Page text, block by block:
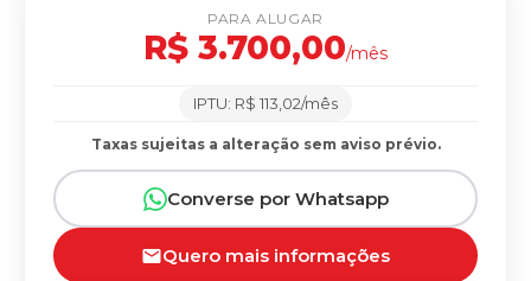
PARA ALUGAR
R$ 3.700,00/mês
IPTU: R$ 113,02/mês
Taxas sujeitas a alteração sem aviso prévio.
Converse por Whatsapp
Quero mais informações